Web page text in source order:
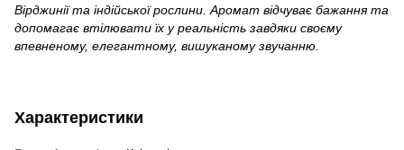
Вірджинії та індійської рослини. Аромат відчуває бажання та
допомагає втілювати їх у реальність завдяки своєму
впевненому, елегантному, вишуканому звучанню.
Характеристики